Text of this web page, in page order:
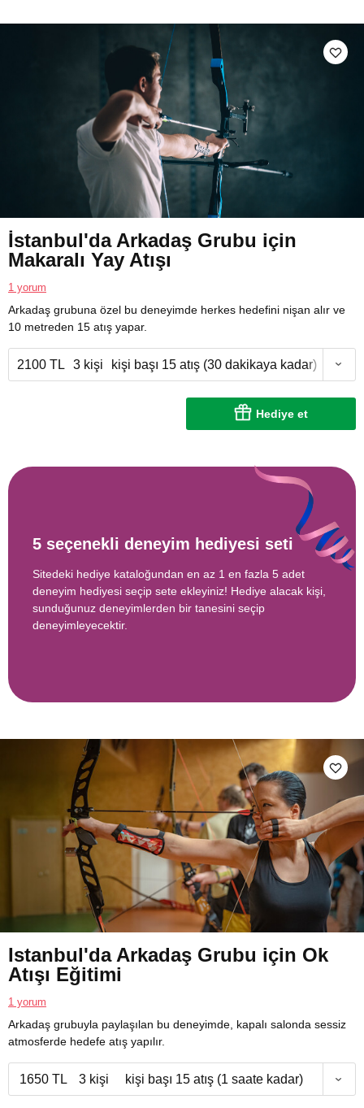
İstanbul'da Arkadaş Grubu için
Makaralı Yay Atışı
1 yorum
Arkadaş grubuna özel bu deneyimde herkes hedefini nişan alır ve
10 metreden 15 atış yapar.
2100 TL 3 kişi kişi başı 15 atış (30 dakikaya kadar)
Hediye et
5 seçenekli deneyim hediyesi seti
Sitedeki hediye kataloğundan en az 1 en fazla 5 adet
deneyim hediyesi seçip sete ekleyiniz! Hediye alacak kişi,
sunduğunuz deneyimlerden bir tanesini seçip
deneyimleyecektir.
Istanbul'da Arkadaş Grubu için Ok
Atışı Eğitimi
1 yorum
Arkadaş grubuyla paylaşılan bu deneyimde, kapalı salonda sessiz
atmosferde hedefe atış yapılır.
1650 TL 3 kişi kişi başı 15 atış (1 saate kadar)